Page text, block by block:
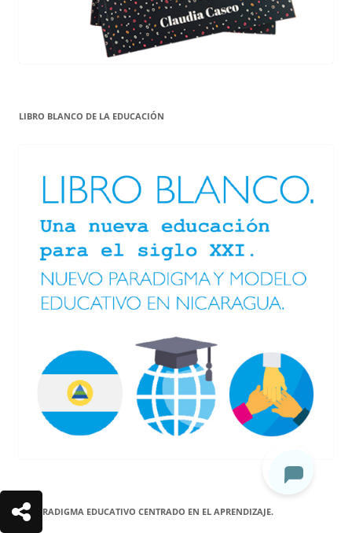
LIBRO BLANCO DE LA EDUCACIÓN
EL PARADIGMA EDUCATIVO CENTRADO EN EL APRENDIZAJE.